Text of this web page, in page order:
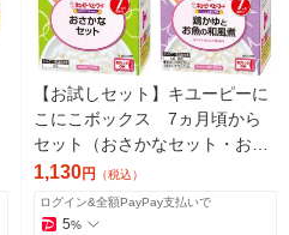
【お試しセット】キユーピーに
こにこボックス 7ヵ月頃から
セット（おさかなセット・お魚
かゆと鶏ささみの洋風煮・鶏か
ゆとお魚の和風煮）
1,130円 （税込）
ログイン&全額PayPay支払いで
5%